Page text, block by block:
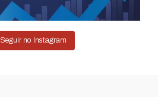
Seguir no Instagram